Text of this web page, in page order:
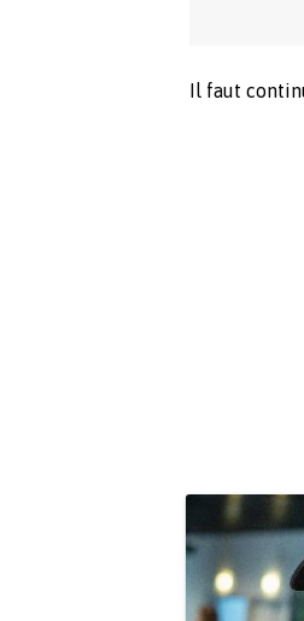
Il faut